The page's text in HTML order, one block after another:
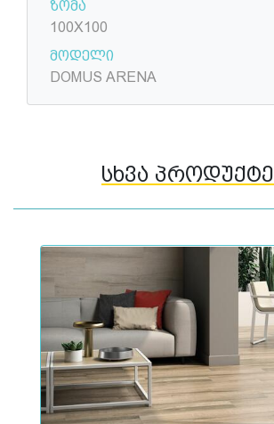
ზომა
100X100
მოდელი
DOMUS ARENA
სხვა